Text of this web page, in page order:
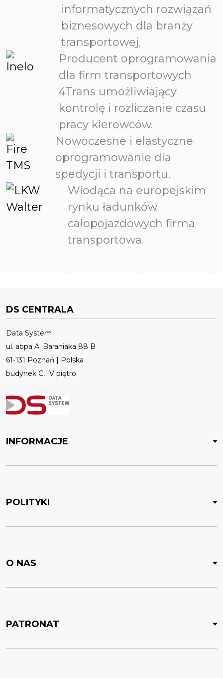
informatycznych rozwiązań
biznesowych dla branży
transportowej.
Producent oprogramowania
dla firm transportowych
4Trans umożliwiający
kontrolę i rozliczanie czasu
pracy kierowców.
Nowoczesne i elastyczne
oprogramowanie dla
spedycji i transportu.
Wiodąca na europejskim
rynku ładunków
całopojazdowych firma
transportowa.
DS CENTRALA
Data System
ul. abpa A. Baraniaka 88 B
61-131 Poznań | Polska
budynek C, IV piętro.
INFORMACJE
POLITYKI
O NAS
PATRONAT